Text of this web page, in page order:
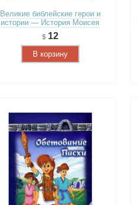
Великие библейские герои и
истории — История Моисея
12
В корзину